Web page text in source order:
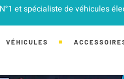
N°1 et spécialiste de véhicules
VÉHICULES